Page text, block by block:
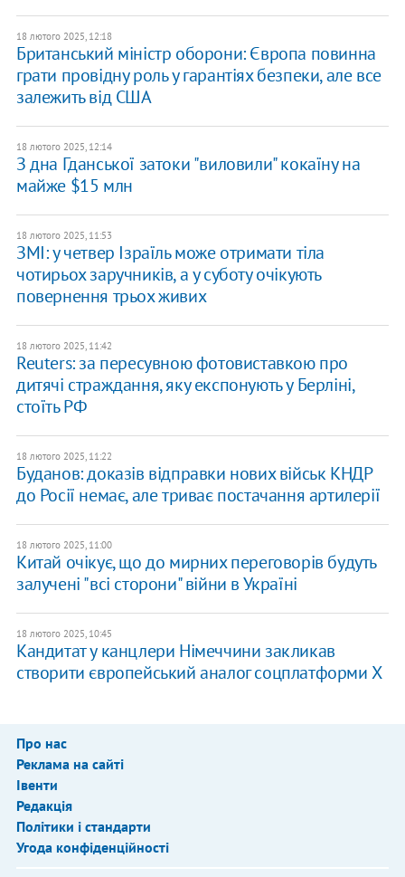
18 лютого 2025, 12:18
Британський міністр оборони: Європа повинна
грати провідну роль у гарантіях безпеки, але все
залежить від США
18 лютого 2025, 12:14
З дна Гданської затоки "виловили" кокаїну на
майже $15 млн
18 лютого 2025, 11:53
ЗМІ: у четвер Ізраїль може отримати тіла
чотирьох заручників, а у суботу очікують
повернення трьох живих
18 лютого 2025, 11:42
Reuters: за пересувною фотовиставкою про
дитячі страждання, яку експонують у Берліні,
стоїть РФ
18 лютого 2025, 11:22
Буданов: доказів відправки нових військ КНДР
до Росії немає, але триває постачання артилерії
18 лютого 2025, 11:00
Китай очікує, що до мирних переговорів будуть
залучені "всі сторони" війни в Україні
18 лютого 2025, 10:45
Кандитат у канцлери Німеччини закликав
створити європейський аналог соцплатформи X
Про нас
Реклама на сайті
Івенти
Редакція
Політики і стандарти
Угода конфіденційності